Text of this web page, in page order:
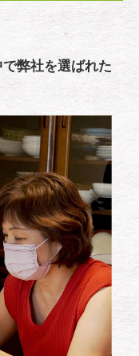
弊社を選ばれた